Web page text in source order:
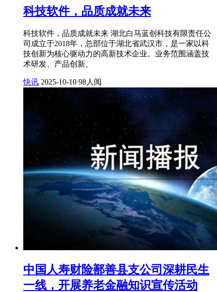
科技软件，品质成就未来
科技软件，品质成就未来 湖北白马蓝创科技有限责任公
司成立于2018年，总部位于湖北省武汉市，是一家以科
技创新为核心驱动力的高新技术企业。业务范围涵盖技
术研发、产品创新、
快讯 2025-10-10 98人阅
中国人寿财险鄯善县支公司深耕民生
一线，开展养老金融知识宣传活动